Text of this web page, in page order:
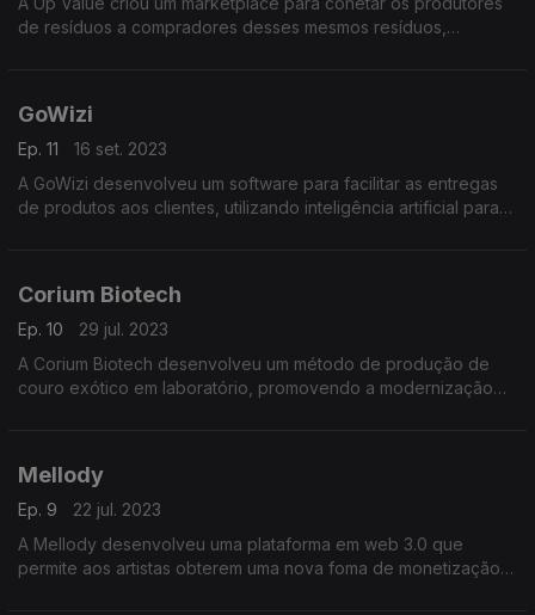
de resíduos a compradores desses mesmos resíduos,
GoWizi
Ep. 11
16 set. 2023
A GoWizi desenvolveu um software para facilitar as entregas
de produtos aos clientes, utilizando inteligência artificial para
Corium Biotech
Ep. 10
29 jul. 2023
A Corium Biotech desenvolveu um método de produção de
couro exótico em laboratório, promovendo a modernização
Mellody
Ep. 9
22 jul. 2023
A Mellody desenvolveu uma plataforma em web 3.0 que
permite aos artistas obterem uma nova foma de monetização